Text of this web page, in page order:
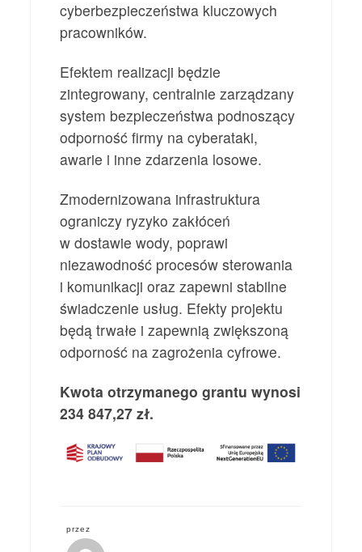
cyberbezpieczeństwa kluczowych
pracowników.
Efektem realizacji będzie
zintegrowany, centralnie zarządzany
system bezpieczeństwa podnoszący
odporność firmy na cyberataki,
awarie i inne zdarzenia losowe.
Zmodernizowana infrastruktura
ograniczy ryzyko zakłóceń
w dostawie wody, poprawi
niezawodność procesów sterowania
i komunikacji oraz zapewni stabilne
świadczenie usług. Efekty projektu
będą trwałe i zapewnią zwiększoną
odporność na zagrożenia cyfrowe.
Kwota otrzymanego grantu wynosi
234 847,27 zł.
przez